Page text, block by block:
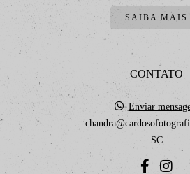
SAIBA MAIS
CONTATO
Enviar
SC